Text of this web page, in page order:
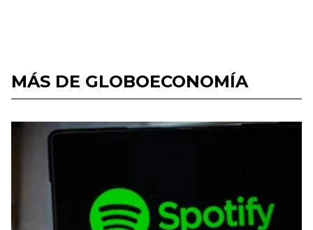
MÁS DE GLOBOECONOMÍA